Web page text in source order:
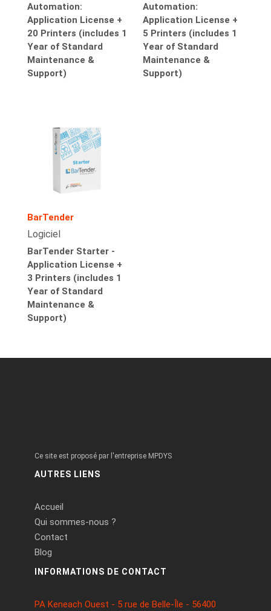
Automation:
Application License +
20 Printers (includes 1
Year of Standard
Maintenance &
Support)
Automation:
Application License +
5 Printers (includes 1
Year of Standard
Maintenance &
Support)
BarTender
Logiciel
BarTender Starter -
Application License +
3 Printers (includes 1
Year of Standard
Maintenance &
Support)
Ce site est proposé par l'entreprise MPDYS
AUTRES LIENS
Accueil
Qui sommes-nous ?
Contact
Blog
INFORMATIONS DE CONTACT
PA Keneach Ouest - 5 rue de Belle-Île - 56400